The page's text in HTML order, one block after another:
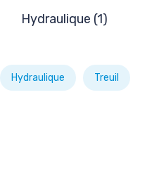
Hydraulique (1)
Hydraulique Treuil